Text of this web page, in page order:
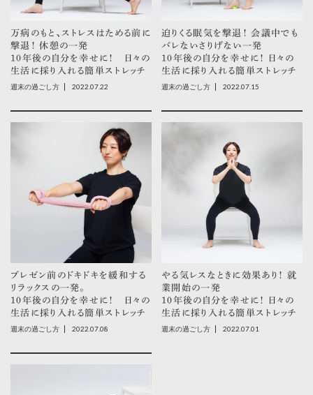
万病のもと、ストレスはためる前に
撃退！ 休憩の一発
10年後の自分を幸せに！ 日々の
生活に採り入れる簡単ストレッチ
週末の過ごし方 2022.07.22
迫りくる眠気を撃退！ 会議中でも
バレないさりげない一発
10年後の自分を幸せに！ 日々の
生活に採り入れる簡単ストレッチ
週末の過ごし方 2022.07.15
プレゼン前のドキドキを緩和する
リラックスの一発。
10年後の自分を幸せに！ 日々の
生活に採り入れる簡単ストレッチ
週末の過ごし方 2022.07.08
やる気レスなときに効果あり！ 就
業開始の一発
10年後の自分を幸せに！ 日々の
生活に採り入れる簡単ストレッチ
週末の過ごし方 2022.07.01